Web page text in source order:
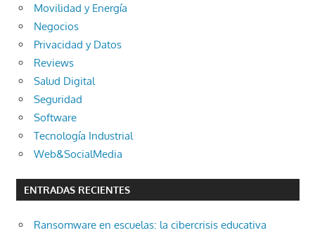
Movilidad y Energía
Negocios
Privacidad y Datos
Reviews
Salud Digital
Seguridad
Software
Tecnología Industrial
Web&SocialMedia
ENTRADAS RECIENTES
Ransomware en escuelas: la cibercrisis educativa